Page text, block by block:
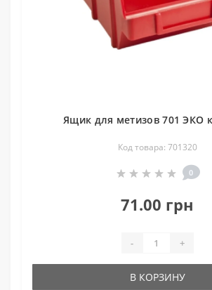
Ящик для метизов 701 ЭКО
Код товара: 701320
0
71.00 грн
- +
В КОРЗИНУ